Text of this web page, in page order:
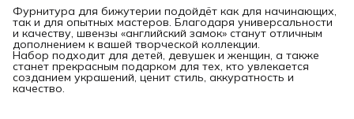
Фурнитура для бижутерии подойдёт как для начинающих,
так и для опытных мастеров. Благодаря универсальности
и качеству, швензы «английский замок» станут отличным
дополнением к вашей творческой коллекции.
Набор подходит для детей, девушек и женщин, а также
станет прекрасным подарком для тех, кто увлекается
созданием украшений, ценит стиль, аккуратность и
качество.